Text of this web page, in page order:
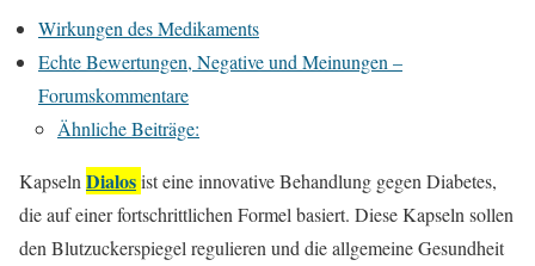
Wirkungen des Medikaments
Echte Bewertungen, Negative und Meinungen –
Forumskommentare
Ähnliche Beiträge:
Kapseln Dialosist eine innovative Behandlung gegen Diabetes,
die auf einer fortschrittlichen Formel basiert. Diese Kapseln sollen
den Blutzuckerspiegel regulieren und die allgemeine Gesundheit